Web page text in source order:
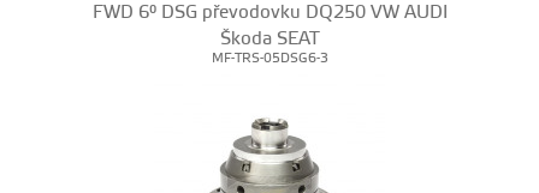
FWD 6° DSG převodovku DQ250 VW AUDI
Škoda SEAT
MF-TRS-05DSG6-3